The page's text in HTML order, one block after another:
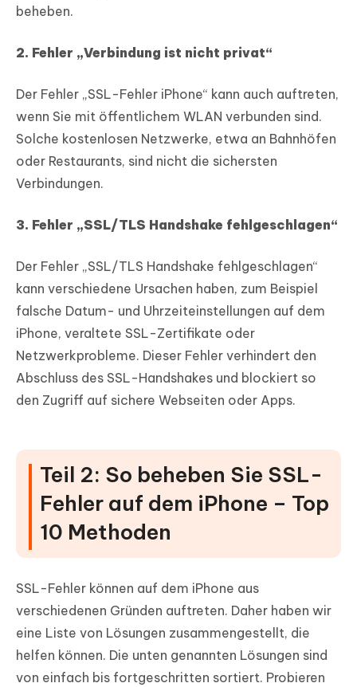
beheben.
2. Fehler „Verbindung ist nicht privat“
Der Fehler „SSL-Fehler iPhone“ kann auch auftreten,
wenn Sie mit öffentlichem WLAN verbunden sind.
Solche kostenlosen Netzwerke, etwa an Bahnhöfen
oder Restaurants, sind nicht die sichersten
Verbindungen.
3. Fehler „SSL/TLS Handshake fehlgeschlagen“
Der Fehler „SSL/TLS Handshake fehlgeschlagen“
kann verschiedene Ursachen haben, zum Beispiel
falsche Datum- und Uhrzeiteinstellungen auf dem
iPhone, veraltete SSL-Zertifikate oder
Netzwerkprobleme. Dieser Fehler verhindert den
Abschluss des SSL-Handshakes und blockiert so
den Zugriff auf sichere Webseiten oder Apps.
Teil 2: So beheben Sie SSL-
Fehler auf dem iPhone – Top
10 Methoden
SSL-Fehler können auf dem iPhone aus
verschiedenen Gründen auftreten. Daher haben wir
eine Liste von Lösungen zusammengestellt, die
helfen können. Die unten genannten Lösungen sind
von einfach bis fortgeschritten sortiert. Probieren